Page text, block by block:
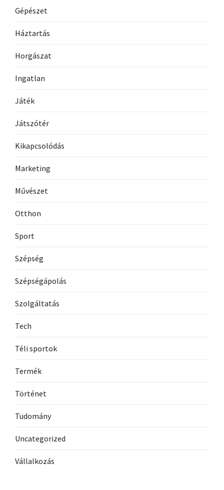
Gépészet
Háztartás
Horgászat
Ingatlan
Játék
Játszótér
Kikapcsolódás
Marketing
Művészet
Otthon
Sport
Szépség
Szépségápolás
Szolgáltatás
Tech
Téli sportok
Termék
Történet
Tudomány
Uncategorized
Vállalkozás